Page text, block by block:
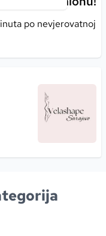
po nevjerovatnoj